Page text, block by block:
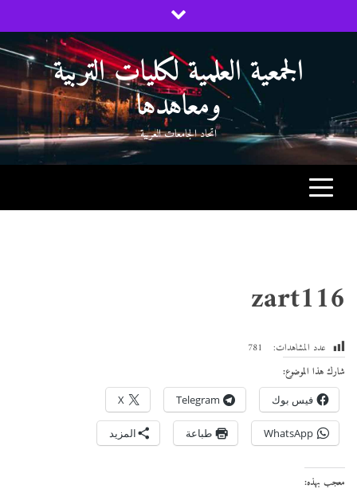
to
الجمعية العلمية لكليات التربية
ومعاهدها
اتحاد الجامعات العربية
zart116
عدد المشاهدات:
781
شارك هذا الموضوع:
فيس بوك Telegram
X
WhatsApp طباعة المزيد
معجب بهذه: